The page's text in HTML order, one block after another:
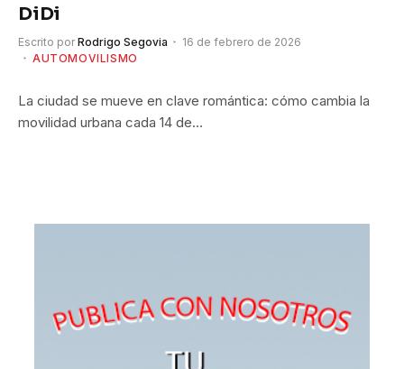
DiDi
Escrito por Rodrigo Segovia
16 de febrero de 2026
AUTOMOVILISMO
La ciudad se mueve en clave romántica: cómo cambia la
movilidad urbana cada 14 de…